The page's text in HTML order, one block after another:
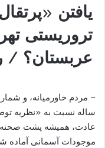
یافتن
تروریستی
عربستان؟ /
– مردم خاورمیانه، و
ساله نسبت به «نظریه
عادت، همیشه پشت صحنه،
موجودات آسمانی آماده